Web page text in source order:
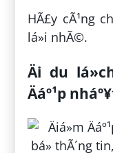
HÃ£y cÃ¹ng
lá»i nhÃ©.
Äi du
Äáº¹p